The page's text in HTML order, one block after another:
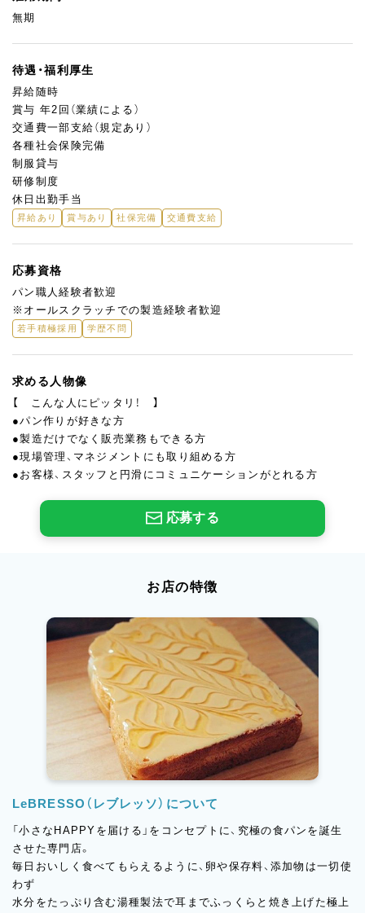
無期
待遇・福利厚生
昇給随時
賞与 年2回（業績による）
交通費一部支給（規定あり）
各種社会保険完備
制服貸与
研修制度
休日出勤手当
昇給あり 賞与あり 社保完備 交通費支給
応募資格
パン職人経験者歓迎
※オールスクラッチでの製造経験者歓迎
若手積極採用 学歴不問
求める人物像
【 こんな人にピッタリ！ 】
●パン作りが好きな方
●製造だけでなく販売業務もできる方
●現場管理、マネジメントにも取り組める方
●お客様、スタッフと円滑にコミュニケーションがとれる方
応募する
お店の特徴
LeBRESSO（レブレッソ）について
「小さなHAPPYを届ける」をコンセプトに、究極の食パンを誕生
させた専門店。
毎日おいしく食べてもらえるように、卵や保存料、添加物は一切使
わず
水分をたっぷり含む湯種製法で耳までふっくらと焼き上げた極上